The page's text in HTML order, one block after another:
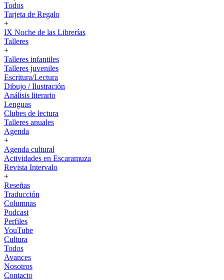
Todos
Tarjeta de Regalo
+
IX Noche de las Librerías
Talleres
+
Talleres infantiles
Talleres juveniles
Escritura/Lectura
Dibujo / Ilustración
Análisis literario
Lenguas
Clubes de lectura
Talleres anuales
Agenda
+
Agenda cultural
Actividades en Escaramuza
Revista Intervalo
+
Reseñas
Traducción
Columnas
Podcast
Perfiles
YouTube
Cultura
Todos
Avances
Nosotros
Contacto